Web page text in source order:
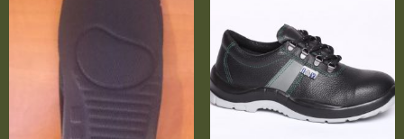
változatok
termékoldalon
választhatók
ki
a
választhatók
ki